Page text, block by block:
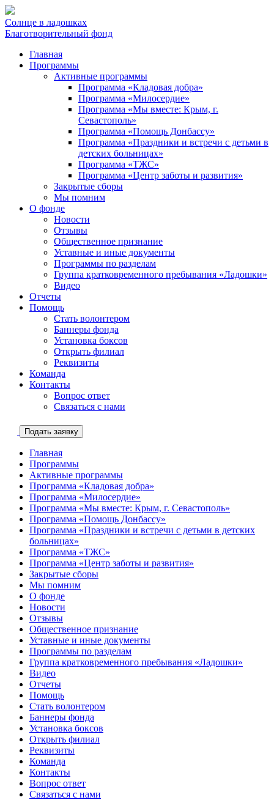
Солнце в ладошках
Благотворительный фонд
Главная
Программы
Активные программы
Программа «Кладовая добра»
Программа «Милосердие»
Программа «Мы вместе: Крым, г.
Севастополь»
Программа «Помощь Донбассу»
Программа «Праздники и встречи с детьми в
детских больницах»
Программа «ТЖС»
Программа «Центр заботы и развития»
Закрытые сборы
Мы помним
О фонде
Новости
Отзывы
Общественное признание
Уставные и иные документы
Программы по разделам
Группа кратковременного пребывания «Ладошки»
Видео
Отчеты
Помощь
Стать волонтером
Баннеры фонда
Установка боксов
Открыть филиал
Реквизиты
Команда
Контакты
Вопрос ответ
Связаться с нами
Подать заявку
Главная
Программы
Активные программы
Программа «Кладовая добра»
Программа «Милосердие»
Программа «Мы вместе: Крым, г. Севастополь»
Программа «Помощь Донбассу»
Программа «Праздники и встречи с детьми в детских
больницах»
Программа «ТЖС»
Программа «Центр заботы и развития»
Закрытые сборы
Мы помним
О фонде
Новости
Отзывы
Общественное признание
Уставные и иные документы
Программы по разделам
Группа кратковременного пребывания «Ладошки»
Видео
Отчеты
Помощь
Стать волонтером
Баннеры фонда
Установка боксов
Открыть филиал
Реквизиты
Команда
Контакты
Вопрос ответ
Связаться с нами